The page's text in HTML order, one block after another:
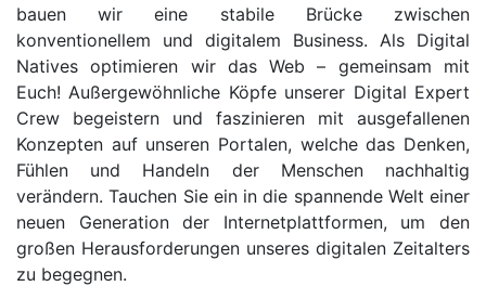
bauen wir eine stabile Brücke zwischen
konventionellem und digitalem Business. Als Digital
Natives optimieren wir das Web – gemeinsam mit
Euch! Außergewöhnliche Köpfe unserer Digital Expert
Crew begeistern und faszinieren mit ausgefallenen
Konzepten auf unseren Portalen, welche das Denken,
Fühlen und Handeln der Menschen nachhaltig
verändern. Tauchen Sie ein in die spannende Welt einer
neuen Generation der Internetplattformen, um den
großen Herausforderungen unseres digitalen Zeitalters
zu begegnen.